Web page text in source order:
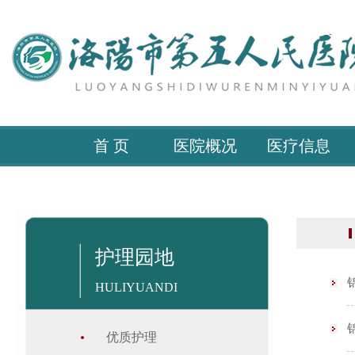
首 页 医院概况 医疗信息
护理园地
HULIYUANDI
优质护理